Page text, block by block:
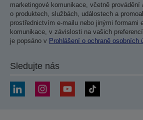
marketingové komunikace, včetně provádění
o produktech, službách, událostech a
prostřednictvím e-mailu nebo jinými formami
komunikace, v závislosti na vašich
je popsáno v Prohlášení o ochraně osobních
Sledujte nás